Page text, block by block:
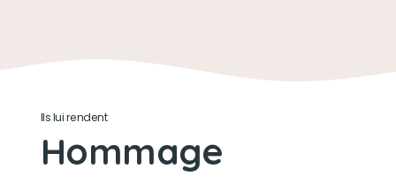
Ils lui rendent
Hommage